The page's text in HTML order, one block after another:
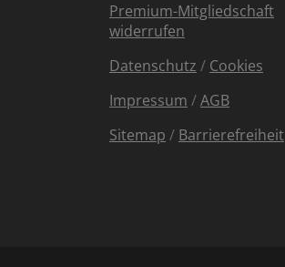
Premium-Mitgliedschaft
widerrufen
Datenschutz / Cookies
Impressum /AGB
Sitemap / Barrierefreiheit